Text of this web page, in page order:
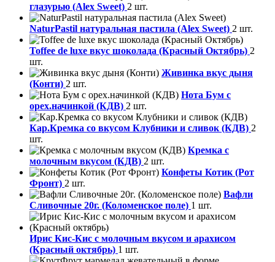
глазурью (Alex Sweet) 2 шт.
NaturPastil натуральная пастила (Alex Sweet) 2 шт.
Toffee de luxe вкус шоколада (Красный Октябрь) 2
шт.
Живинка вкус дыня
(Конти) 2 шт.
Нота Бум с
орех.начинкой (КДВ) 2 шт.
Кар.Кремка со вкусом Клубники и сливок (КДВ) 2
шт.
Кремка с
молочным вкусом (КДВ) 2 шт.
Конфеты Котик (Рот
Фронт) 2 шт.
Вафли
Сливочные 20г. (Коломенское поле) 1 шт.
Ирис Кис-Кис с молочным вкусом и арахисом
(Красный октябрь) 1 шт.